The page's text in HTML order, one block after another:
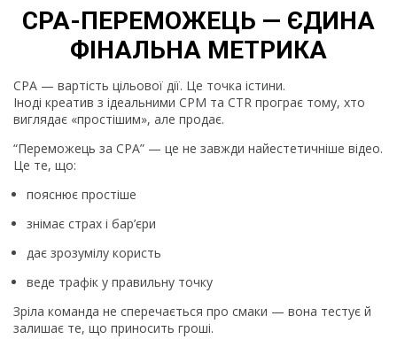
CPA-ПЕРЕМОЖЕЦЬ — ЄДИНА
ФІНАЛЬНА МЕТРИКА
CPA — вартість цільової дії. Це точка істини.
Іноді креатив з ідеальними CPM та CTR програє тому, хто
виглядає «простішим», але продає.
“Переможець за CPA” — це не завжди найестетичніше відео.
Це те, що:
пояснює простіше
знімає страх і бар’єри
дає зрозумілу користь
веде трафік у правильну точку
Зріла команда не сперечається про смаки — вона тестує й
залишає те, що приносить гроші.